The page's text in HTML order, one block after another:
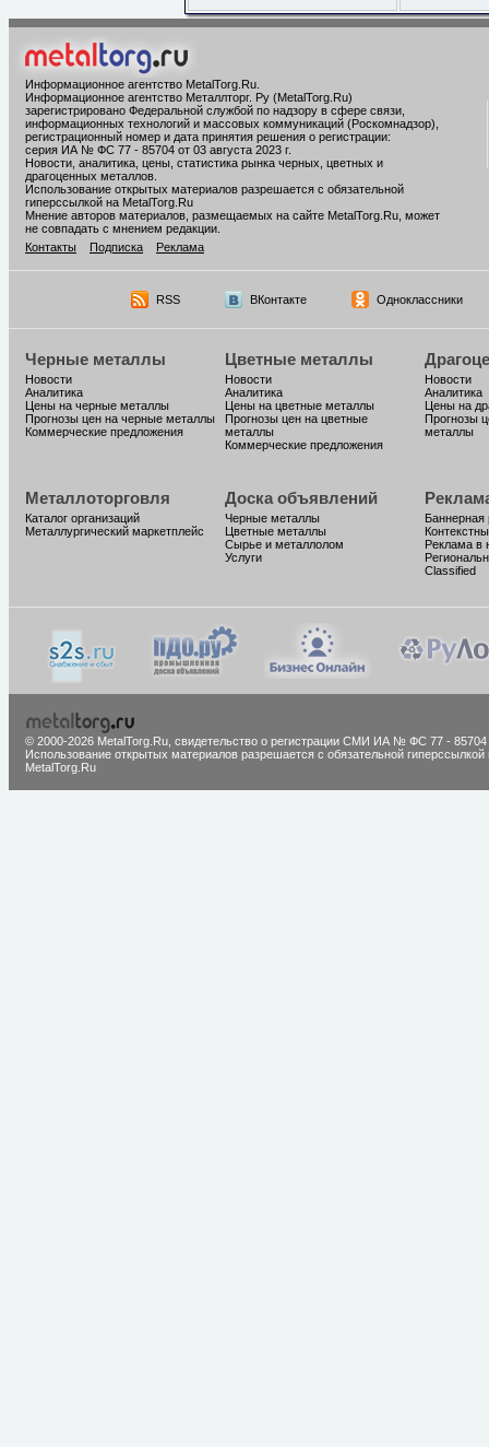
Информационное агентство MetalTorg.Ru
Информационное агентство Металлторг. Ру (MetalTorg.Ru)
зарегистрировано Федеральной службой по надзору в сфере связи,
информационных технологий и массовых коммуникаций (Роскомнадзор),
регистрационный номер и дата принятия решения о регистрации:
серия ИА № ФС 77 - 85704 от 03 августа 2023 г.
Новости, аналитика, цены, статистика рынка черных, цветных и
драгоценных металлов.
Использование открытых материалов разрешается с обязательной
гиперссылкой на MetalTorg.Ru
Мнение авторов материалов, размещаемых на сайте MetalTorg.Ru, может
не совпадать с мнением редакции.
Контакты
Подписка Реклама
RSS ВКонтакте Одноклассники
Черные металлы
Новости
Аналитика
Цены на черные металлы
Прогнозы цен на черные металлы
Коммерческие предложения
Цветные металлы
Новости
Аналитика
Цены на цветные металлы
Прогнозы цен на цветные
металлы
Коммерческие предложения
Новости
Аналитика
Цены на
Прогнозы
металлы
Металлоторговля
Каталог организаций
Металлургический маркетплейс
Доска объявлений
Черные металлы
Цветные металлы
Сырье и металлолом
Услуги
Баннерная
Реклама в
Classified
© 2000-2026 MetalTorg.Ru, cвидетельство о регистрации СМИ ИА № ФС 77 - 85704
Использование открытых материалов разрешается с обязательной гиперссылкой
MetalTorg.Ru